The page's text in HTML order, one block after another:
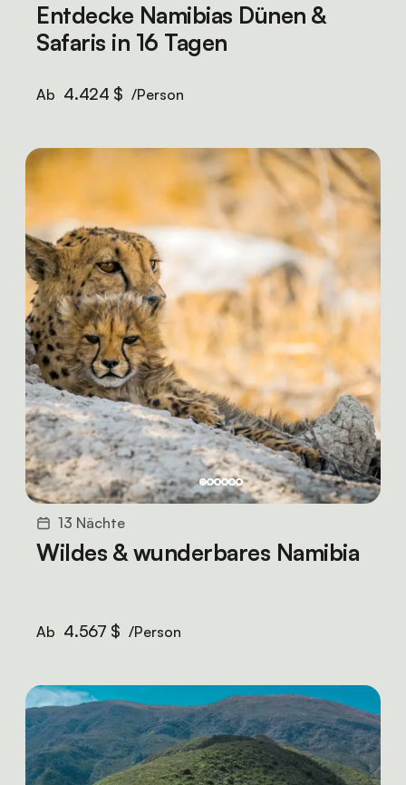
Entdecke Namibias Dünen &
Safaris in 16 Tagen
Ab 4.424 $ /Person
13 Nächte
Wildes & wunderbares Namibia
Ab 4.567 $ /Person